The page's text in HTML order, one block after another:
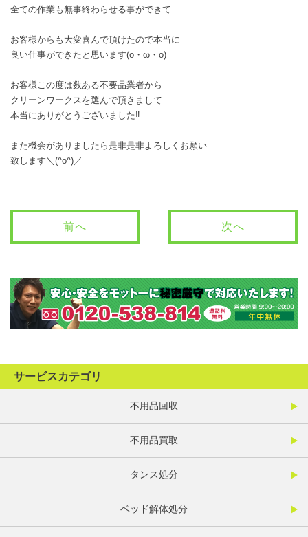
全ての作業も無事終わらせる事ができて
お客様からも大変喜んで頂けたので本当に
良い仕事ができたと思います(o・ω・o)
お客様この度は数ある不要品業者から
クリーンワークスを選んで頂きまして
本当にありがとうございました‼️
また機会がありましたら是非是非よろしくお願い
致します＼(^o^)／
前へ 次へ
サービスカテゴリ
不用品回収
不用品買取
タンス処分
ベッド解体処分